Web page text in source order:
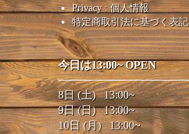
Privacy : 個人情報
特定商取引法に基づく表記
今日は13:00~ OPEN
8日 (土) 13:00~
9日 (日) 13:00~
10日 (月) 13:00~